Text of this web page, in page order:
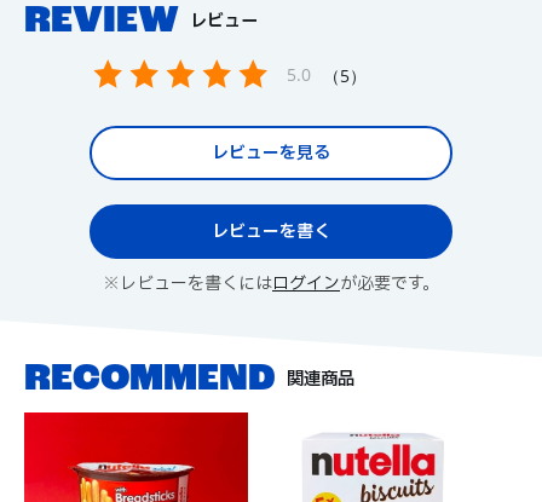
REVIEW レビュー
5.0 5
レビューを見る
レビューを書く
※レビューを書くにはログインが必要です。
関連商品